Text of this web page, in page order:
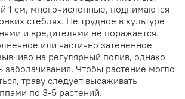
1 см, многочисленные, поднимаются
стеблях. Не трудное в культуре
и вредителями не поражается.
или частично затененное
на регулярный полив, однако
заболачивания. Чтобы растение могло
траву следует высаживать
по 3-5 растений.